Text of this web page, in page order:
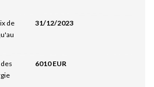
de
31/12/2023
6010 EUR